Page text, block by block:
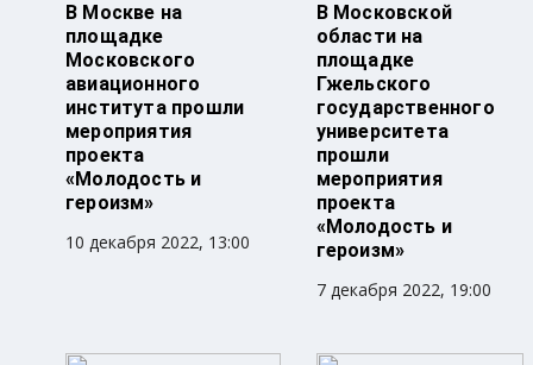
В Москве на
площадке
Московского
авиационного
института прошли
мероприятия
проекта
«Молодость и
героизм»
10 декабря 2022, 13:00
В Московской
области на
площадке
Гжельского
государственного
университета
прошли
мероприятия
проекта
«Молодость и
героизм»
7 декабря 2022, 19:00